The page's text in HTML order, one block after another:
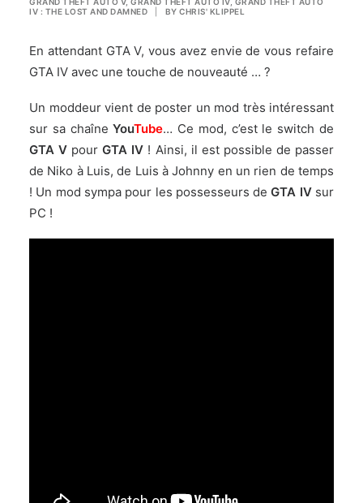
IV : THE LOST AND DAMNED
BY CHRIS' KLIPPEL
En attendant GTA V, vous avez envie de vous refaire
GTA IV avec une touche de nouveauté … ?
Un moddeur vient de poster un mod très intéressant
sur sa chaîne YouTube… Ce mod, c’est le switch de
GTA V pourGTA IV ! Ainsi, il est possible de passer
de Niko à Luis, de Luis à Johnny en un rien de temps
! Un mod sympa pour les possesseurs deGTA IVsur
PC !